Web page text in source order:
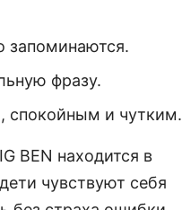
запоминаются.
фразу.
спокойным и чутким.
BEN находится в
чувствуют себя